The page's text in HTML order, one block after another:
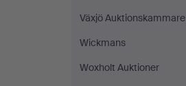
Växjö Auktionskammare
Wickmans
Woxholt Auktioner